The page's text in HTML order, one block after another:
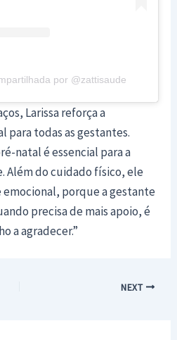
por @zattisaude
Larissa reforça a
para todas as gestantes.
natal é essencial para a
Além do cuidado físico, ele
emocional, porque a gestante
precisa de mais apoio, é
a agradecer.”
NEXT